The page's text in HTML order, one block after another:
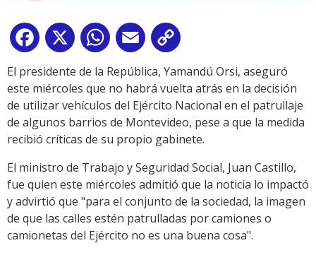
Facebook
X WhatsApp
Email
Link
El presidente de la República, Yamandú Orsi, aseguró
este miércoles que no habrá vuelta atrás en la decisión
de utilizar vehículos del Ejército Nacional en el patrullaje
de algunos barrios de Montevideo, pese a que la medida
recibió críticas de su propio gabinete.
El ministro de Trabajo y Seguridad Social, Juan Castillo,
fue quien este miércoles admitió que la noticia lo impactó
y advirtió que "para el conjunto de la sociedad, la imagen
de que las calles estén patrulladas por camiones o
camionetas del Ejército no es una buena cosa".